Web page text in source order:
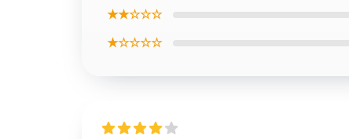
★★☆☆☆
★☆☆☆☆